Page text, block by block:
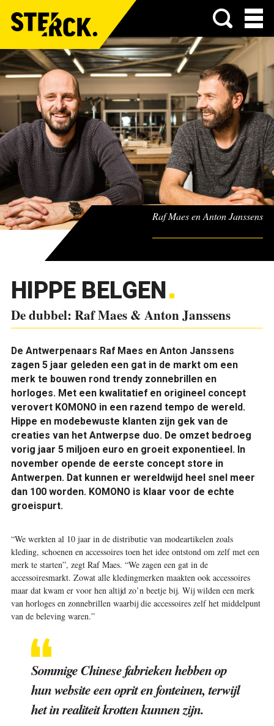
Menu
Raf Maes en Anton Janssens
HIPPE BELGEN
De dubbel: Raf Maes & Anton Janssens
De Antwerpenaars Raf Maes en Anton Janssens
zagen 5 jaar geleden een gat in de markt om een
merk te bouwen rond trendy zonnebrillen en
horloges. Met een kwalitatief en origineel concept
verovert KOMONO in een razend tempo de wereld.
Hippe en modebewuste klanten zijn gek van de
creaties van het Antwerpse duo. De omzet bedroeg
vorig jaar 5 miljoen euro en groeit exponentieel. In
november opende de eerste concept store in
Antwerpen. Dat kunnen er wereldwijd heel snel meer
dan 100 worden. KOMONO is klaar voor de echte
groeispurt.
“We werkten al 10 jaar in de distributie van modeartikelen zoals
kleding, schoenen en accessoires toen het idee ontstond om zelf met een
merk te starten”, zegt Raf Maes. “We zagen een gat in de
accessoiresmarkt. Zowat alle kledingmerken maakten ook accessoires
maar dat kwam er voor hen altijd zo’n beetje bij. Wij wilden een merk
van horloges en zonnebrillen waarbij die accessoires zelf het middelpunt
van de beleving waren.”
Sommige Chinese fabrieken hebben op
hun website een oprit en fonteinen, terwijl
het in realiteit krotten kunnen zijn.